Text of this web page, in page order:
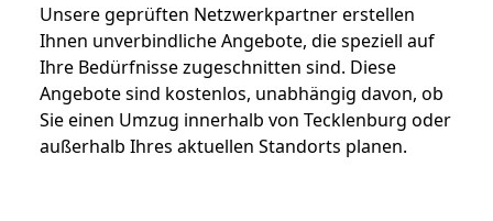
Unsere geprüften Netzwerkpartner erstellen
Ihnen unverbindliche Angebote, die speziell auf
Ihre Bedürfnisse zugeschnitten sind. Diese
Angebote sind kostenlos, unabhängig davon, ob
Sie einen Umzug innerhalb von Tecklenburg oder
außerhalb Ihres aktuellen Standorts planen.